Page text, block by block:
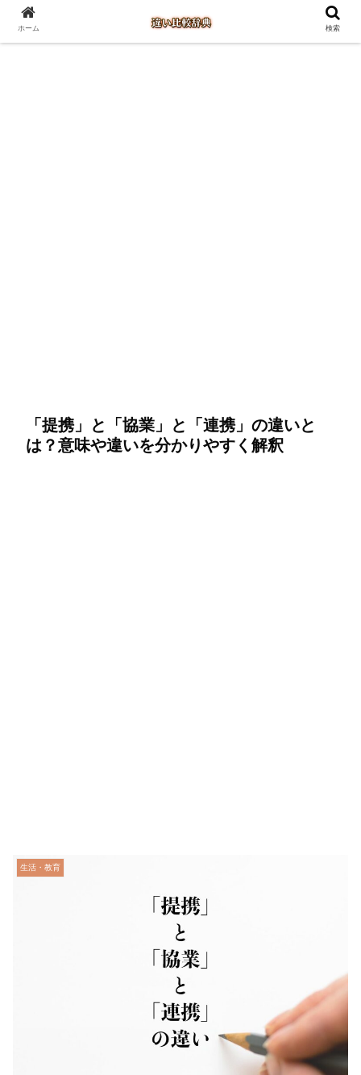
「提携」と「協業」と「連携」の違いと
は？意味や違いを分かりやすく解釈
生活・教育
ホーム 検索